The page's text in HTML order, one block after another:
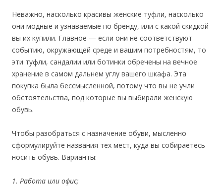
Неважно, насколько красивы женские туфли, насколько
они модные и узнаваемые по бренду, или с какой скидкой
вы их купили. Главное — если они не соответствуют
событию, окружающей среде и вашим потребностям, то
эти туфли, сандалии или ботинки обречены на вечное
хранение в самом дальнем углу вашего шкафа. Эта
покупка была бессмысленной, потому что вы не учли
обстоятельства, под которые вы выбирали женскую
обувь.
Чтобы разобраться с назначение обуви, мысленно
сформулируйте названия тех мест, куда вы собираетесь
носить обувь. Варианты:
1. Работа или офис;